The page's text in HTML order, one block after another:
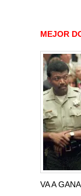
MEJOR
VA A